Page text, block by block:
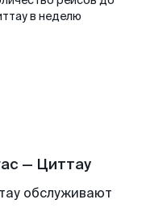
в неделю
— Циттау
обслуживают